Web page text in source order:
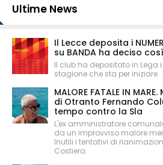
Ultime News
Il Lecce deposita i
su BANDA ha deciso
Il club ha depositato in Lega
stagione che sta per iniziare
MALORE FATALE IN
di Otranto Fernando
tempo contro la Sla
L'ex amministratore
da un improvviso malore
Inutili i tentativi di
Costiera.